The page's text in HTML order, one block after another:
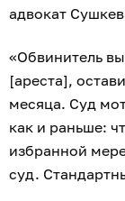
адвокат
«Обвинитель
[ареста],
месяца. Суд
как и раньше:
избранной
суд.